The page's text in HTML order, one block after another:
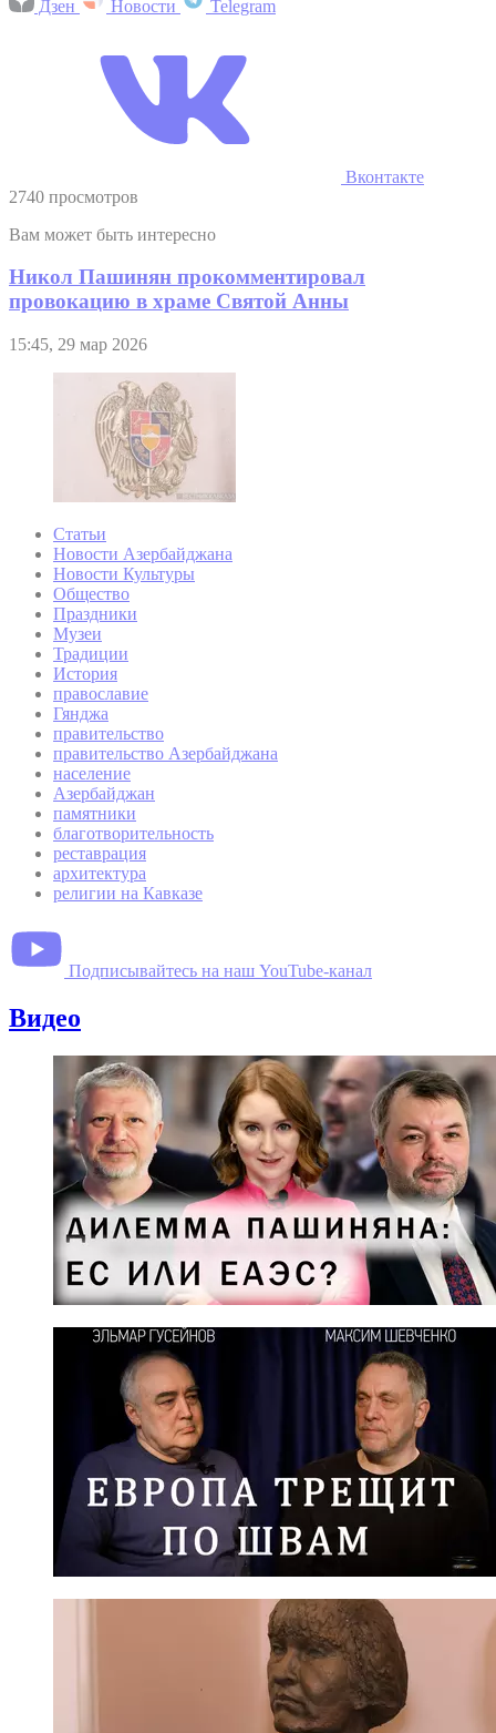
Дзен Новости Telegram
Вконтакте
2740 просмотров
Вам может быть интересно
Никол Пашинян прокомментировал
провокацию в храме Святой Анны
15:45, 29 мар 2026
Статьи
Новости Азербайджана
Новости Культуры
Общество
Праздники
Музеи
Традиции
История
православие
Гянджа
правительство
правительство Азербайджана
население
Азербайджан
памятники
благотворительность
реставрация
архитектура
религии на Кавказе
Подписывайтесь на наш YouTube-канал
Видео